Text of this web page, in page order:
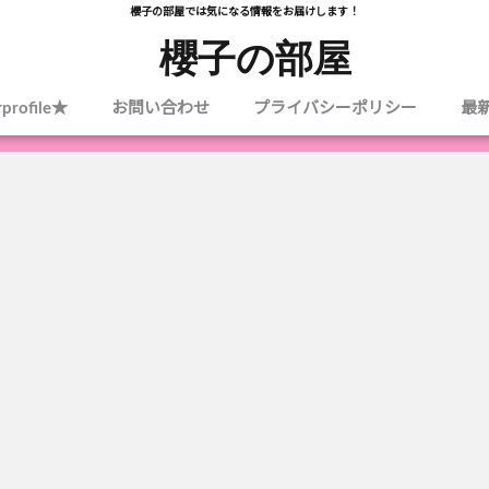
櫻子の部屋では気になる情報をお届けします！
櫻子の部屋
お問い合わせ プライバシーポリシー 最